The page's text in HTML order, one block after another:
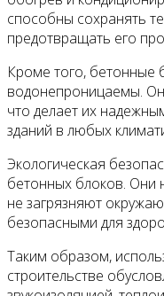
способны сохранять
предотвращать его
Кроме того, бетонные
водонепроницаемы.
что делает их
зданий в любых
Экологическая
бетонных блоков. Они
не загрязняют
безопасными для
Таким образом,
строительстве